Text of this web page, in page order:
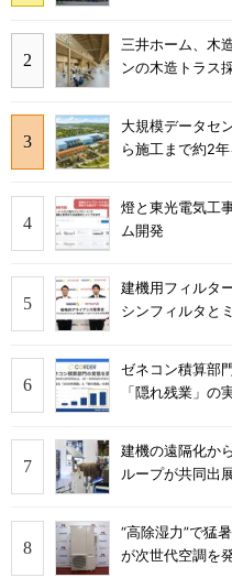
三井ホーム、木
ンの木造トラス
大規模データセ
ら施工まで約2
燈と東光電気工
ム開発
建機用フィルタ
シンフィルタと
ゼネコン積算部
「隠れ残業」の
建機の遠隔化か
ループが共同出
“高除湿力”で猛
が次世代空調を